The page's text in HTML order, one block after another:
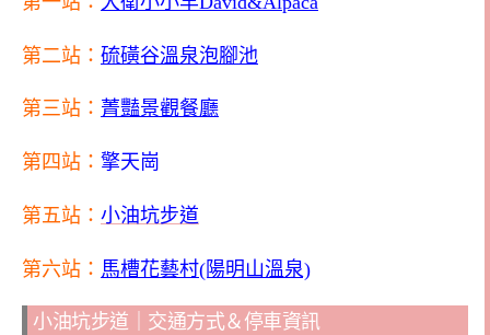
第二站： 硫磺谷溫泉泡腳池
第三站： 菁豔景觀餐廳
第四站： 擎天崗
第五站： 小油坑步道
第六站： 馬槽花藝村(陽明山溫泉)
小油坑步道｜交通方式＆停車資訊